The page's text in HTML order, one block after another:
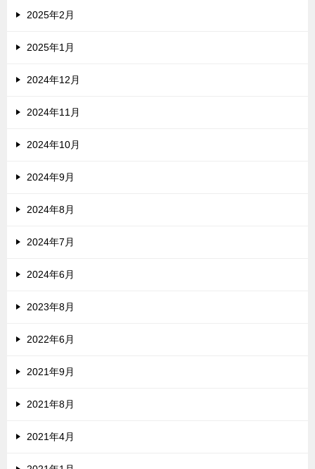
2025年2月
2025年1月
2024年12月
2024年11月
2024年10月
2024年9月
2024年8月
2024年7月
2024年6月
2023年8月
2022年6月
2021年9月
2021年8月
2021年4月